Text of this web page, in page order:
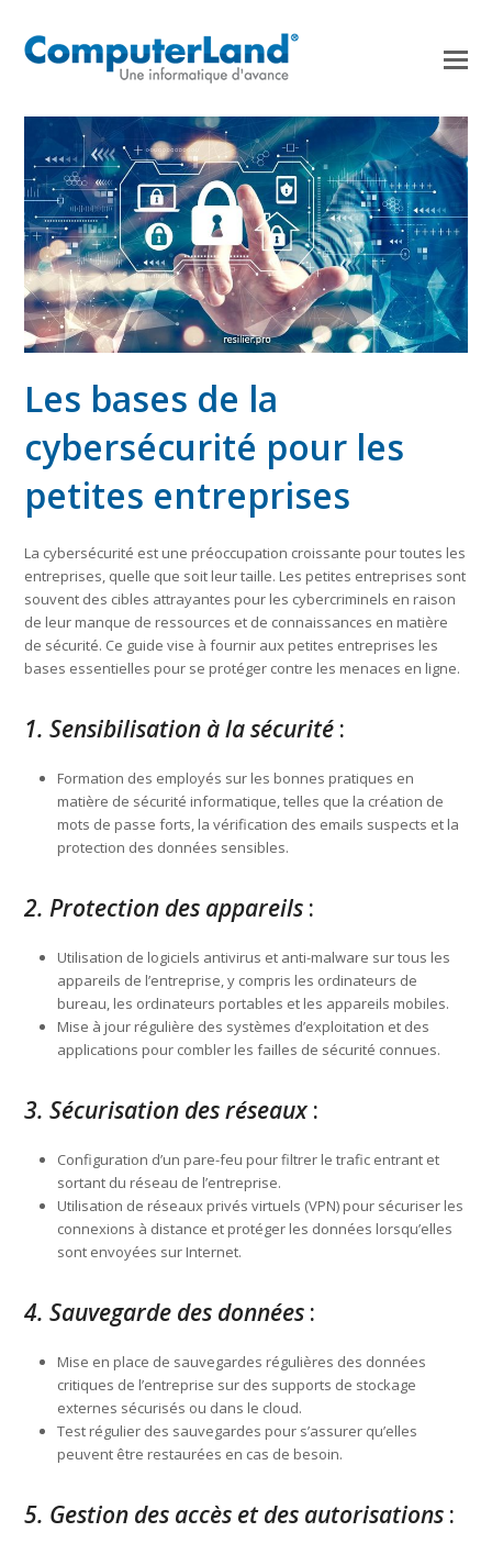
Les bases de la
cybersécurité pour les
petites entreprises
La cybersécurité est une préoccupation croissante pour toutes les
entreprises, quelle que soit leur taille. Les petites entreprises sont
souvent des cibles attrayantes pour les cybercriminels en raison
de leur manque de ressources et de connaissances en matière
de sécurité. Ce guide vise à fournir aux petites entreprises les
bases essentielles pour se protéger contre les menaces en ligne.
1. Sensibilisation à la sécurité :
Formation des employés sur les bonnes pratiques en
matière de sécurité informatique, telles que la création de
mots de passe forts, la vérification des emails suspects et la
protection des données sensibles.
2. Protection des appareils :
Utilisation de logiciels antivirus et anti-malware sur tous les
appareils de l’entreprise, y compris les ordinateurs de
bureau, les ordinateurs portables et les appareils mobiles.
Mise à jour régulière des systèmes d’exploitation et des
applications pour combler les failles de sécurité connues.
3. Sécurisation des réseaux :
Configuration d’un pare-feu pour filtrer le trafic entrant et
sortant du réseau de l’entreprise.
Utilisation de réseaux privés virtuels (VPN) pour sécuriser les
connexions à distance et protéger les données lorsqu’elles
sont envoyées sur Internet.
4. Sauvegarde des données :
Mise en place de sauvegardes régulières des données
critiques de l’entreprise sur des supports de stockage
externes sécurisés ou dans le cloud.
Test régulier des sauvegardes pour s’assurer qu’elles
peuvent être restaurées en cas de besoin.
5. Gestion des accès et des autorisations :